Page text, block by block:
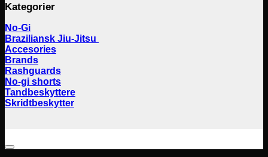
Kategorier
No-Gi
Braziliansk Jiu-Jitsu
Accesories
Brands
Rashguards
No-gi shorts
Tandbeskyttere
Skridtbeskytter